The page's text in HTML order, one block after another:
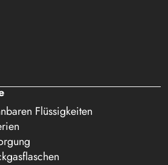
Flüssigkeiten